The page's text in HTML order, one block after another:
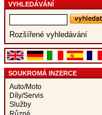
VYHLEDÁVÁNÍ
Rozšířené vyhledávání
SOUKROMÁ INZERCE
Auto/Moto
Díly/Servis
Služby
Různé